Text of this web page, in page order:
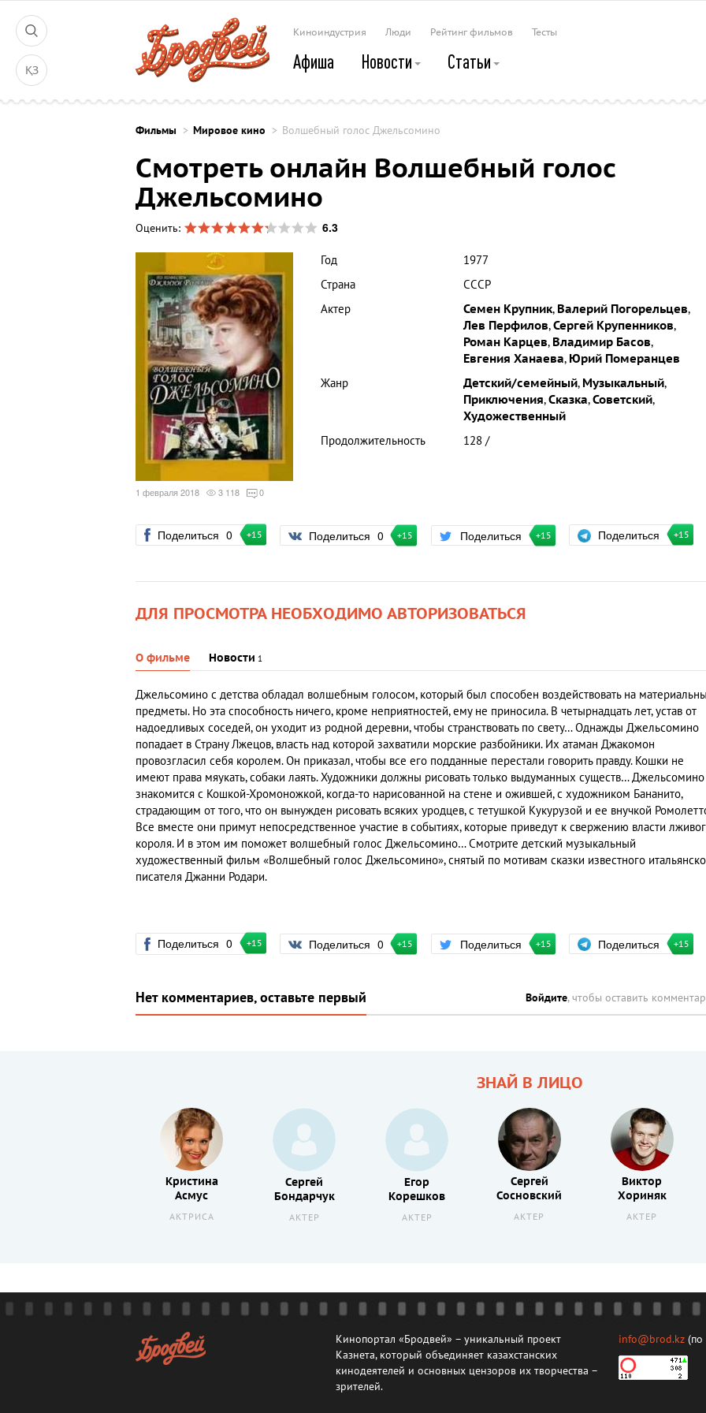
ҚЗ
Киноиндустрия Люди Рейтинг фильмов Тесты
Афиша Новости Статьи
Фильмы Мировое кино Волшебный голос Джельсомино
Смотреть онлайн Волшебный голос
Джельсомино
Оценить: 6.3
1 февраля 2018 3 118 0
Год
1977
Страна
СССР
Актер
Семен Крупник, Валерий Погорельцев,
Лев Перфилов,Сергей Крупенников,
Роман Карцев, Владимир Басов,
Евгения Ханаева, Юрий Померанцев
Жанр
Детский/семейный, Музыкальный,
Приключения,Сказка,Советский,
Художественный
Продолжительность
128 /
Поделиться 0 +15 Поделиться 0 +15 Поделиться +15 Поделиться +15
ДЛЯ ПРОСМОТРА НЕОБХОДИМО АВТОРИЗОВАТЬСЯ
О фильме Новости 1
Джельсомино с детства обладал волшебным голосом, который был способен воздействовать на
предметы. Но эта способность ничего, кроме неприятностей, ему не приносила. В четырнадцать лет, устав от
надоедливых соседей, он уходит из родной деревни, чтобы странствовать по свету… Однажды Джельсомино
попадает в Страну Лжецов, власть над которой захватили морские разбойники. Их атаман Джакомон
провозгласил себя королем. Он приказал, чтобы все его подданные перестали говорить правду. Кошки не
имеют права мяукать, собаки лаять. Художники должны рисовать только выдуманных существ… Джельсомино
знакомится с Кошкой-Хромоножкой, когда-то нарисованной на стене и ожившей, с художником Бананито,
страдающим от того, что он вынужден рисовать всяких уродцев, с тетушкой Кукурузой и ее внучкой
Все вместе они примут непосредственное участие в событиях, которые приведут к свержению власти
короля. И в этом им поможет волшебный голос Джельсомино… Смотрите детский музыкальный
художественный фильм «Волшебный голос Джельсомино», снятый по мотивам сказки известного
писателя Джанни Родари.
Поделиться 0 +15 Поделиться 0 +15 Поделиться +15 Поделиться +15
Нет комментариев, оставьте первый Войдите, чтобы оставить
ЗНАЙ В ЛИЦО
Кристина
Асмус
АКТРИСА
Сергей
Бондарчук
АКТЕР
Егор
Корешков
АКТЕР
Сергей
Сосновский
АКТЕР
Виктор
Хориняк
АКТЕР
Кинопортал «Бродвей» – уникальный проект
Казнета, который объединяет казахстанских
кинодеятелей и основных цензоров их творчества –
зрителей.
info@brod.kz (по